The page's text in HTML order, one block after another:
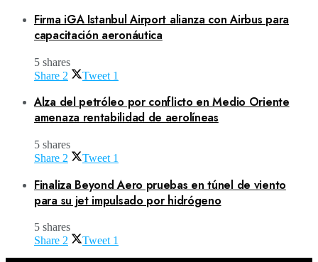
Firma iGA Istanbul Airport alianza con Airbus para
capacitación aeronáutica
5 shares
Share 2 Tweet 1
Alza del petróleo por conflicto en Medio Oriente
amenaza rentabilidad de aerolíneas
5 shares
Share 2 Tweet 1
Finaliza Beyond Aero pruebas en túnel de viento
para su jet impulsado por hidrógeno
5 shares
Share 2 Tweet 1